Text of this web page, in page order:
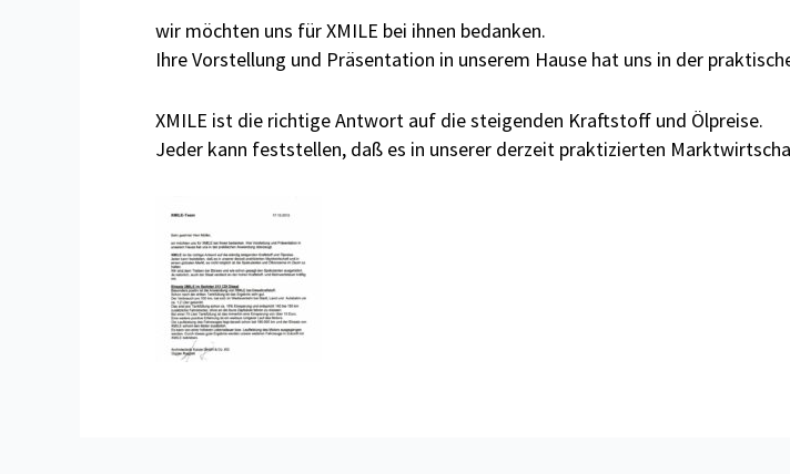
wir möchten uns für XMILE bei ihnen bedanken.
Ihre Vorstellung und Präsentation in unserem Hause hat uns in der
XMILE ist die richtige Antwort auf die steigenden Kraftstoff und Ölpreise.
Jeder kann feststellen, daß es in unserer derzeit praktizierten